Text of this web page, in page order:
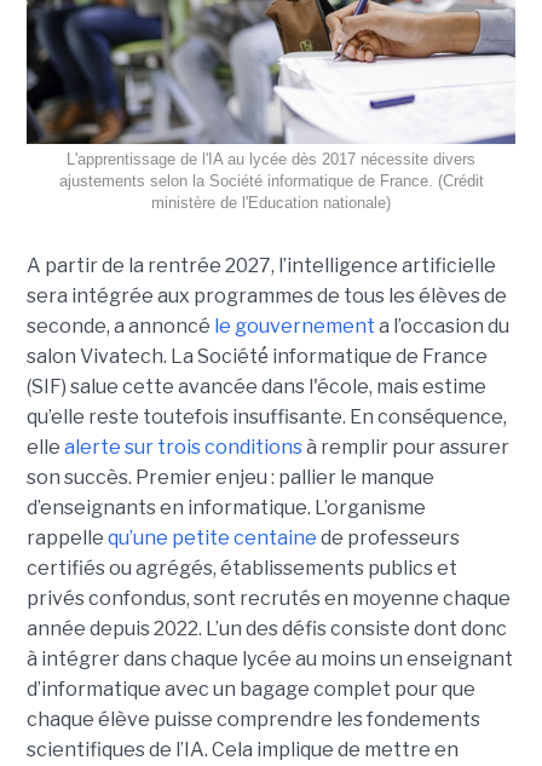
L'apprentissage de l'IA au lycée dès 2017 nécessite divers
ajustements selon la Société informatique de France. (Crédit
ministère de l'Education nationale)
A partir de la rentrée 2027, l’intelligence artificielle
sera intégrée aux programmes de tous les élèves de
seconde, a annoncé le gouvernement a l’occasion du
salon Vivatech. La Société́ informatique de France
(SIF) salue cette avancée dans l'école, mais estime
qu’elle reste toutefois insuffisante. En conséquence,
elle alerte sur trois conditionsà remplir pour assurer
son succès. Premier enjeu : pallier le manque
d’enseignants en informatique. L’organisme
rappelle qu’une petite centaine de professeurs
certifiés ou agrégés, établissements publics et
privés confondus, sont recrutés en moyenne chaque
année depuis 2022. L’un des défis consiste dont donc
à intégrer dans chaque lycée au moins un enseignant
d’informatique avec un bagage complet pour que
chaque élève puisse comprendre les fondements
scientifiques de l’IA. Cela implique de mettre en